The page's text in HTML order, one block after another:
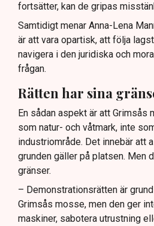
fortsätter, kan de gripas
Samtidigt menar Anna-Lena
är att vara opartisk, att följa
navigera i den juridiska och
frågan.
Rätten har sina
En sådan aspekt är att Grimsås
som natur- och våtmark, inte
industriområde. Det innebär att
grunden gäller på platsen. Men
gränser.
– Demonstrationsrätten är
Grimsås mosse, men den ger
maskiner, sabotera utrustning